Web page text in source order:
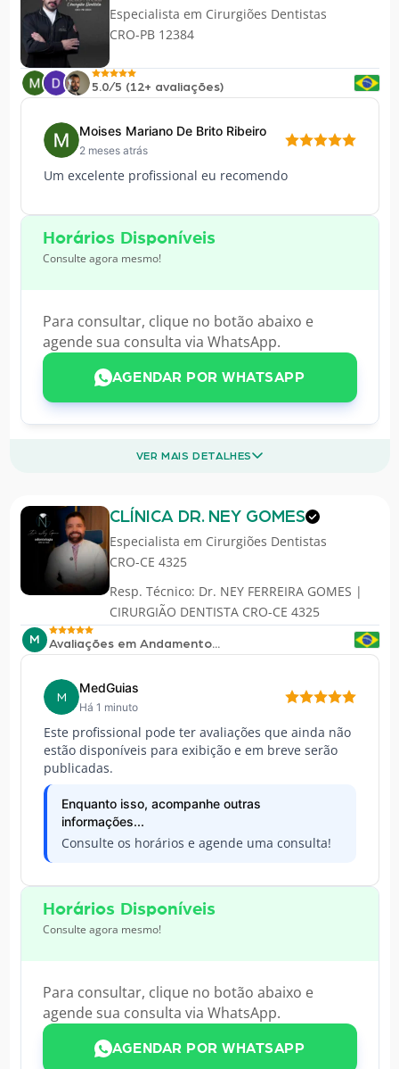
Especialista em Cirurgiões Dentistas
CRO-PB 12384
5.0/5 (12+ avaliações)
Moises Mariano De Brito Ribeiro
2 meses atrás
Um excelente profissional eu recomendo
Horários Disponíveis
Consulte agora mesmo!
Para consultar, clique no botão abaixo e
agende sua consulta via WhatsApp.
AGENDAR POR WHATSAPP
VER MAIS DETALHES
CLÍNICA DR. NEY GOMES
Especialista em Cirurgiões Dentistas
CRO-CE 4325
Resp. Técnico: Dr. NEY FERREIRA GOMES |
CIRURGIÃO DENTISTA CRO-CE 4325
M Avaliações em Andamento...
M
MedGuias
Há 1 minuto
Este profissional pode ter avaliações que ainda não
estão disponíveis para exibição e em breve serão
publicadas.
Enquanto isso, acompanhe outras
informações...
Consulte os horários e agende uma consulta!
Horários Disponíveis
Consulte agora mesmo!
Para consultar, clique no botão abaixo e
agende sua consulta via WhatsApp.
AGENDAR POR WHATSAPP